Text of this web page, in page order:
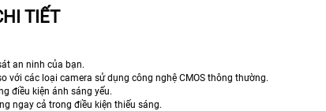
TIẾT
an ninh của bạn.
với các loại camera sử dụng công nghệ CMOS thông thường.
điều kiện ánh sáng yếu.
ngay cả trong điều kiện thiếu sáng.